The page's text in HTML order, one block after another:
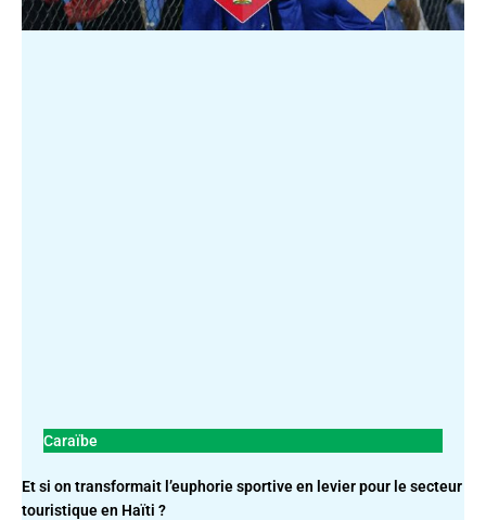
Caraïbe
Et si on transformait l’euphorie sportive en levier pour le secteur
touristique en Haïti ?